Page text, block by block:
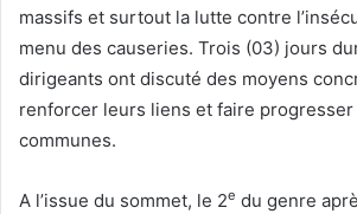
massifs et surtout la lutte contre
menu des causeries. Trois (03) jours
dirigeants ont discuté des moyens
renforcer leurs liens et faire
communes.
A l’issue du sommet, le 2e du genre